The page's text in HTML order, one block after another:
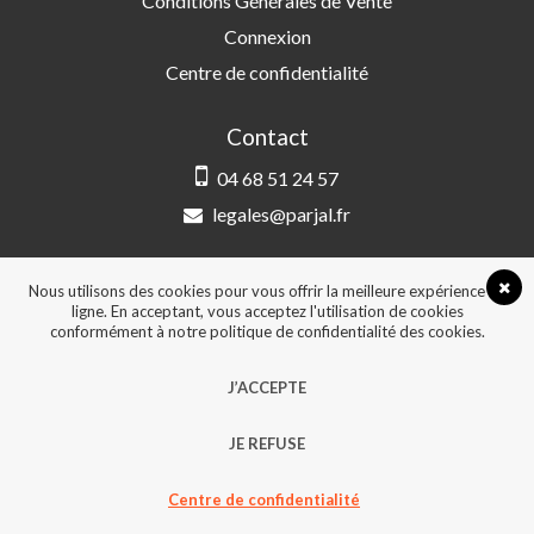
Connexion
Centre de confidentialité
Contact
04 68 51 24 57
legales@parjal.fr
3 Rue Saint-Amand, 66000 Perpignan
© 2026, Tous droits réservés - Design &
Nous utilisons des cookies pour vous offrir la meilleure expérience en
ligne. En acceptant, vous acceptez l'utilisation de cookies
conformément à notre politique de confidentialité des cookies.
J’ACCEPTE
JE REFUSE
Centre de confidentialité